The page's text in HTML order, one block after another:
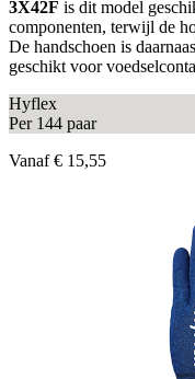
3X42F is dit model
componenten, terwijl de
De handschoen is
geschikt voor
Hyflex
Per 144 paar
Vanaf € 15,55